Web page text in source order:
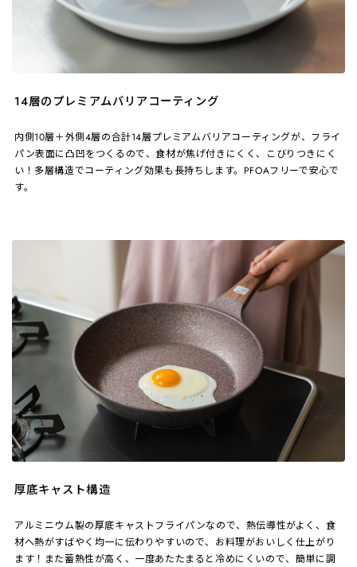
14層のプレミアムバリアコーティング
内側10層＋外側4層の合計14層プレミアムバリアコーティングが、フライ
パン表面に凸凹をつくるので、食材が焦げ付きにくく、こびりつきにく
い！多層構造でコーティング効果も長持ちします。PFOAフリーで安心で
す。
厚底キャスト構造
アルミニウム製の厚底キャストフライパンなので、熱伝導性がよく、食
材へ熱がすばやく均一に伝わりやすいので、お料理がおいしく仕上がり
ます！また蓄熱性が高く、一度あたたまると冷めにくいので、簡単に調